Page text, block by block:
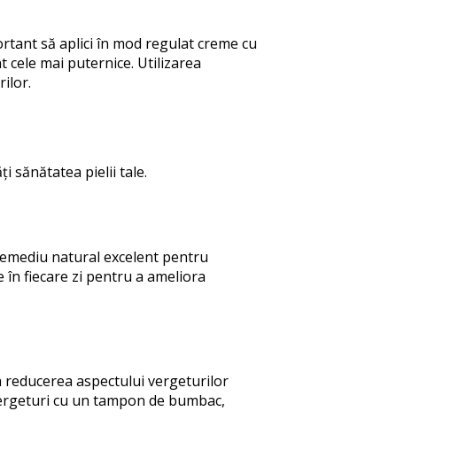
să aplici în mod regulat creme cu
mai puternice. Utilizarea
sănătatea pielii tale.
natural excelent pentru
în fiecare zi pentru a ameliora
reducerea aspectului vergeturilor
cu un tampon de bumbac,